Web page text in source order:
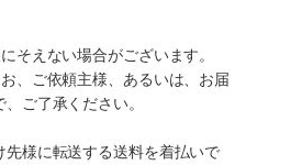
そえない場合がございます。
、ご依頼主様、あるいは、お届
ご了承ください。
様に転送する送料を着払いで